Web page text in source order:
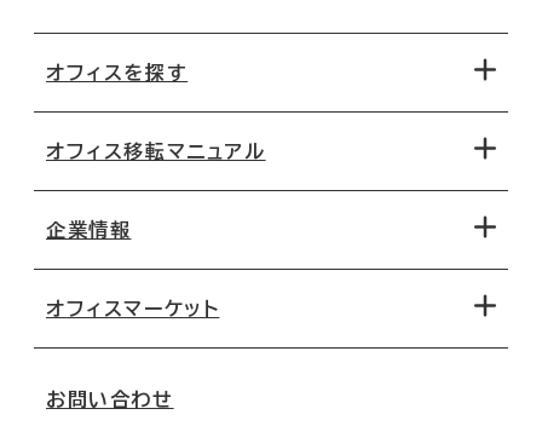
オフィスを探す
地図から探す
路線・駅から探す
オフィス移転マニュアル
移転コストシミュレーション
移転スケジュール
オフィス移転Q&A
企業情報
オフィスマーケット
お問い合わせ